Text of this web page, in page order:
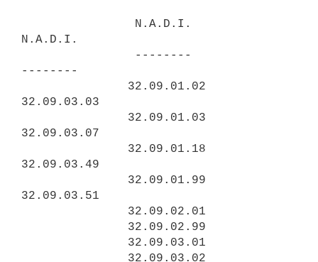
N.A.D.I.
--------
32.09.03.03
32.09.03.07
32.09.03.49
32.09.03.51